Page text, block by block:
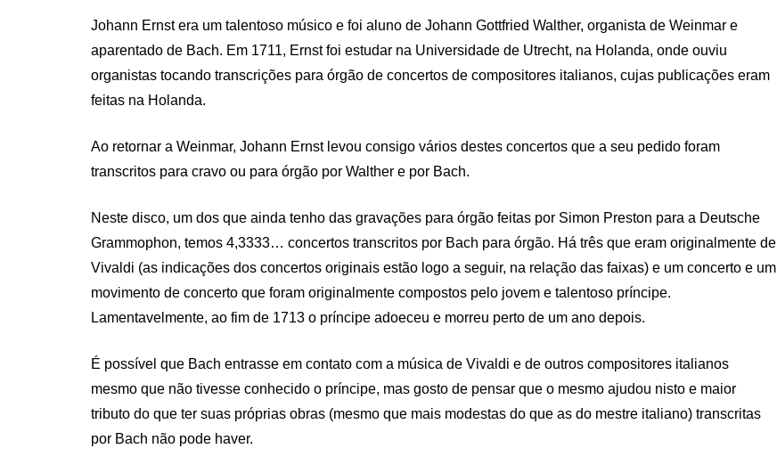
Johann Ernst era um talentoso músico e foi aluno de Johann Gottfried Walther, organista de Weinmar e
aparentado de Bach. Em 1711, Ernst foi estudar na Universidade de Utrecht, na Holanda, onde ouviu
organistas tocando transcrições para órgão de concertos de compositores italianos, cujas publicações eram
feitas na Holanda.
Ao retornar a Weinmar, Johann Ernst levou consigo vários destes concertos que a seu pedido foram
transcritos para cravo ou para órgão por Walther e por Bach.
Neste disco, um dos que ainda tenho das gravações para órgão feitas por Simon Preston para a Deutsche
Grammophon, temos 4,3333… concertos transcritos por Bach para órgão. Há três que eram originalmente de
Vivaldi (as indicações dos concertos originais estão logo a seguir, na relação das faixas) e um concerto e um
movimento de concerto que foram originalmente compostos pelo jovem e talentoso príncipe.
Lamentavelmente, ao fim de 1713 o príncipe adoeceu e morreu perto de um ano depois.
É possível que Bach entrasse em contato com a música de Vivaldi e de outros compositores italianos
mesmo que não tivesse conhecido o príncipe, mas gosto de pensar que o mesmo ajudou nisto e maior
tributo do que ter suas próprias obras (mesmo que mais modestas do que as do mestre italiano) transcritas
por Bach não pode haver.